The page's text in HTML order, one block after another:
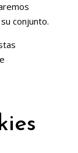
conjunto.